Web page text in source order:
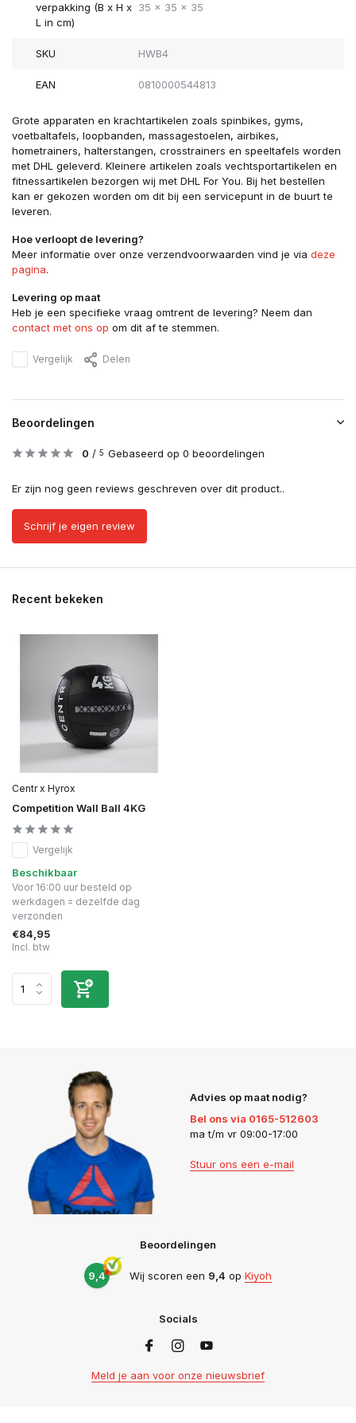
verpakking (B x H x
L in cm)
35 x 35 x 35
SKU HWB4
EAN 0810000544813
Grote apparaten en krachtartikelen zoals spinbikes, gyms,
voetbaltafels, loopbanden, massagestoelen, airbikes,
hometrainers, halterstangen, crosstrainers en speeltafels worden
met DHL geleverd. Kleinere artikelen zoals vechtsportartikelen en
fitnessartikelen bezorgen wij met DHL For You. Bij het bestellen
kan er gekozen worden om dit bij een servicepunt in de buurt te
leveren.
Hoe verloopt de levering?
Meer informatie over onze verzendvoorwaarden vind je via deze
pagina.
Levering op maat
Heb je een specifieke vraag omtrent de levering? Neem dan
contact met ons op om dit af te stemmen.
Vergelijk Delen
Beoordelingen
0 / 5 Gebaseerd op 0 beoordelingen
Er zijn nog geen reviews geschreven over dit product..
Schrijf je eigen review
Recent bekeken
Centr x Hyrox
Competition Wall Ball 4KG
Vergelijk
Beschikbaar
Voor 16:00 uur besteld op
werkdagen = dezelfde dag
verzonden
€84,95
Incl. btw
Advies op maat nodig?
Bel ons via 0165-512603
ma t/m vr 09:00-17:00
Stuur ons een e-mail
Beoordelingen
9,4 Wij scoren een 9,4 op Kiyoh
Socials
Meld je aan voor onze nieuwsbrief